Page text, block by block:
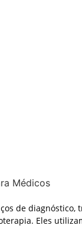
de
Eles